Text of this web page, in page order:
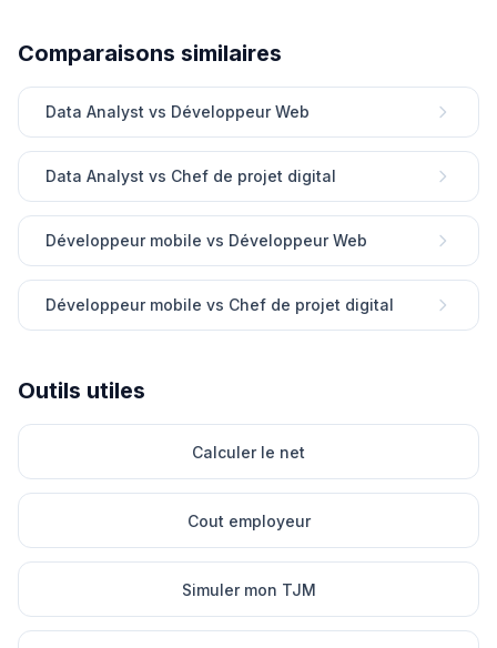
Comparaisons similaires
Data Analyst vs Développeur Web
Data Analyst vs Chef de projet digital
Développeur mobile vs Développeur Web
Développeur mobile vs Chef de projet digital
Outils utiles
Calculer le net
Cout employeur
Simuler mon TJM